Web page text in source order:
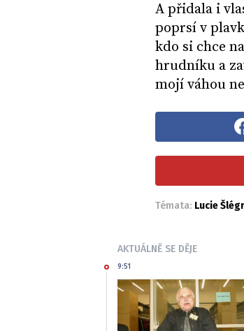
A přidala i
poprsí v
kdo si chce
hrudníku a
mojí váhou
Témata: Lucie
AKTUÁLNĚ SE DĚJE
9:51